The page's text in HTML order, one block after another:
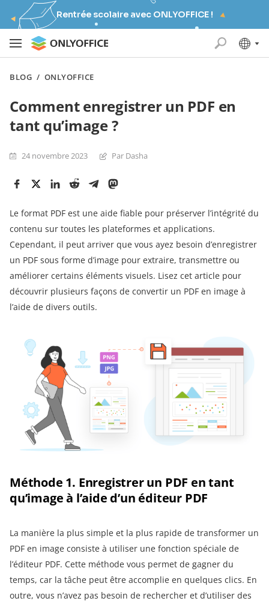
Rentrée scolaire avec ONLYOFFICE !
BLOG / ONLYOFFICE
Comment enregistrer un PDF en
tant qu’image ?
24 novembre 2023 Par Dasha
Le format PDF est une aide fiable pour préserver l’intégrité du
contenu sur toutes les plateformes et applications.
Cependant, il peut arriver que vous ayez besoin d’enregistrer
un PDF sous forme d’image pour extraire, transmettre ou
améliorer certains éléments visuels. Lisez cet article pour
découvrir plusieurs façons de convertir un PDF en image à
l’aide de divers outils.
Méthode 1. Enregistrer un PDF en tant
qu’image à l’aide d’un éditeur PDF
La manière la plus simple et la plus rapide de transformer un
PDF en image consiste à utiliser une fonction spéciale de
l’éditeur PDF. Cette méthode vous permet de gagner du
temps, car la tâche peut être accomplie en quelques clics. En
outre, vous n’avez pas besoin de rechercher et d’utiliser des